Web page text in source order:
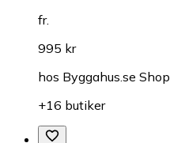
fr.
995 kr
hos Byggahus.se Shop
+16 butiker